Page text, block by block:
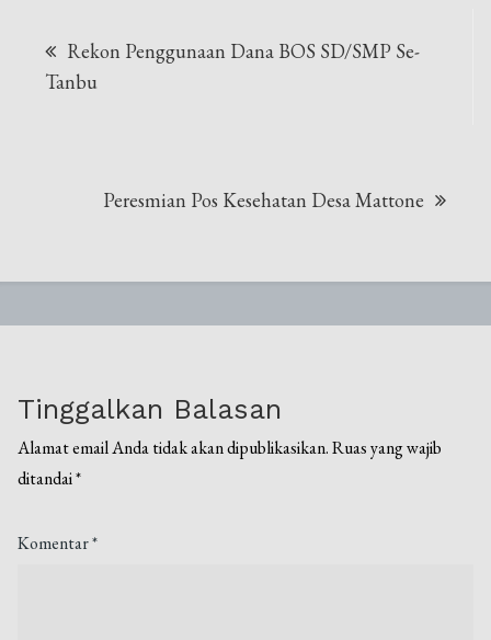
pos
Rekon Penggunaan Dana BOS SD/SMP Se-
Tanbu
Peresmian Pos Kesehatan Desa Mattone
Tinggalkan Balasan
Alamat email Anda tidak akan dipublikasikan. Ruas yang wajib
ditandai*
Komentar*